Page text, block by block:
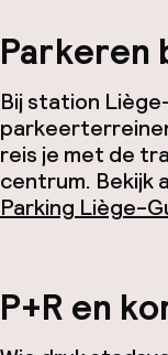
Parkeren
Bij station
reis je met de
centrum. Bekijk
Parking Liège-
P+R en